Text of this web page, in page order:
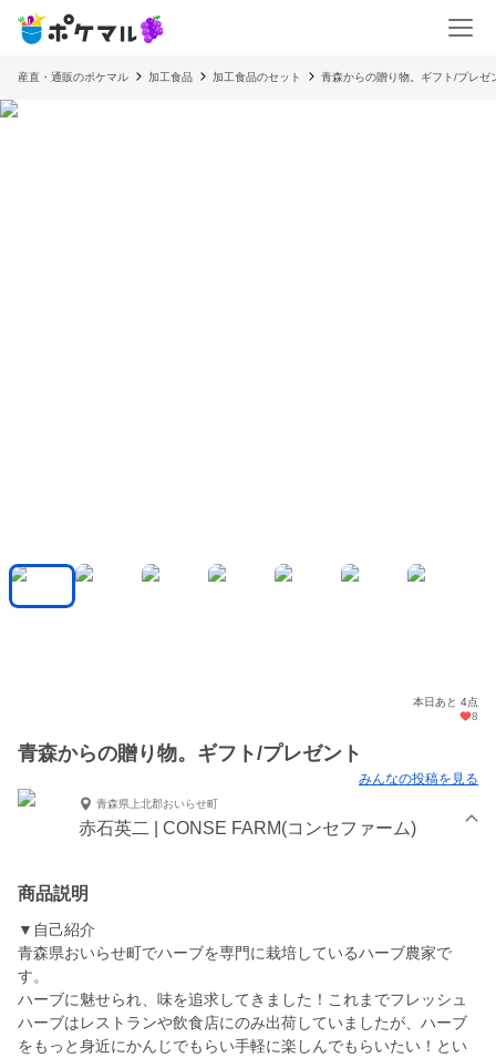
産直・通販のポケマル 加工食品 加工食品のセット 青森からの贈り物。ギフト/プレゼ
本日あと 4点
8
青森からの贈り物。ギフト/プレゼント
みんなの投稿を見る
青森県上北郡おいらせ町
赤石英二 | CONSE FARM(コンセファーム)
商品説明
▼自己紹介
青森県おいらせ町でハーブを専門に栽培しているハーブ農家で
す。
ハーブに魅せられ、味を追求してきました！これまでフレッシュ
ハーブはレストランや飲食店にのみ出荷していましたが、ハーブ
をもっと身近にかんじでもらい手軽に楽しんでもらいたい！とい